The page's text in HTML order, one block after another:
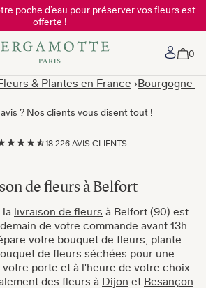
poche d’eau pour préserver vos fleurs est
offerte !
Mon
0
& Plantes en France Bourgogne-
avis ? Nos clients vous disent tout !
18 226 AVIS CLIENTS
de fleurs à Belfort
la livraison de fleurs à Belfort (90) est
de votre commande avant 13h.
votre bouquet de fleurs, plante
de fleurs séchées pour une
porte et à l'heure de votre choix.
des fleurs à Dijon et Besançon